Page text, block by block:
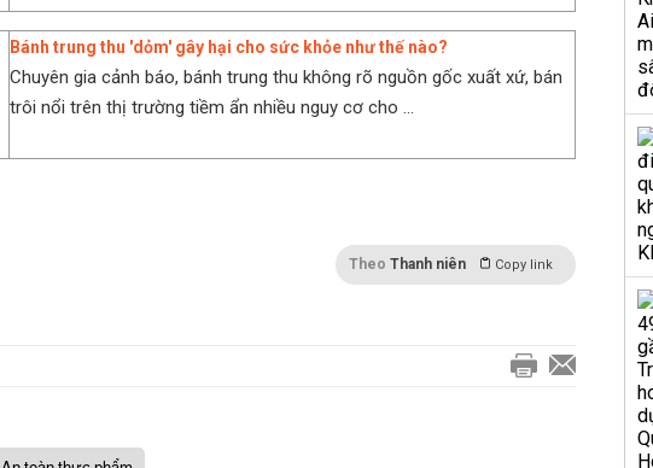
Bánh trung thu 'dỏm' gây hại cho sức khỏe như thế nào?
Chuyên gia cảnh báo, bánh trung thu không rõ nguồn gốc xuất xứ, bán
trôi nổi trên thị trường tiềm ẩn nhiều nguy cơ cho ...
Theo Thanh niên Copy link